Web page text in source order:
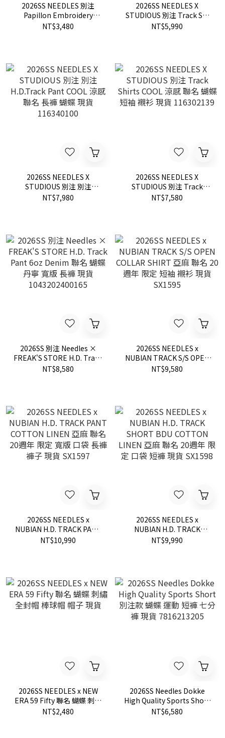
2026SS NEEDLES 別注
Papillon Embroidery
Nylon Cap 刺繡 蝴蝶 帽子
NT$3,480
2026SS NEEDLES X
STUDIOUS 別注 Track S/S
Crew Neck Shirt COOL 涼感
NT$5,990
2026SS NEEDLES X
STUDIOUS 別注 別注
H.D.Track Pant COOL 涼感
NT$7,980
2026SS NEEDLES X
STUDIOUS 別注 Track
Shirts COOL 涼感 聯名 蝴蝶
NT$7,580
2026SS 別注 Needles ×
FREAK'S STORE H.D. Track
Pant 6oz Denim 聯名 蝴蝶
NT$8,580
2026SS NEEDLES x
NUBIAN TRACK S/S OPEN
COLLAR SHIRT 亞麻 聯名
NT$9,580
2026SS NEEDLES x
NUBIAN H.D. TRACK PANT
COTTON LINEN 亞麻 聯名
NT$10,990
2026SS NEEDLES x
NUBIAN H.D. TRACK
SHORT BDU COTTON
NT$9,990
2026SS NEEDLES x NEW
ERA 59 Fifty 聯名 蝴蝶 刺繡
全封帽 棒球帽 帽子 現貨
NT$2,480
2026SS Needles Dokke
High Quality Sports Short
別注款 蝴蝶 運動 短褲 七分
NT$6,580